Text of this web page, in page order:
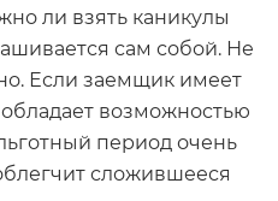
ли взять каникулы
сам собой. Не
Если заемщик имеет
возможностью
период очень
сложившееся